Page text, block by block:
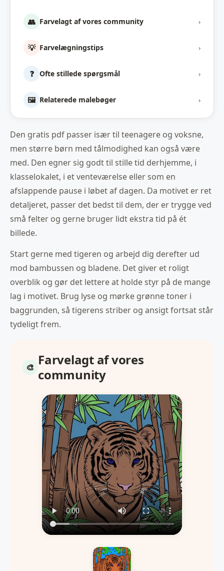
👥 Farvelagt af vores community ›
💡 Farvelægningstips ›
❓ Ofte stillede spørgsmål ›
🖼️ Relaterede malebøger ›
Den gratis pdf passer især til teenagere og voksne,
men større børn med tålmodighed kan også være
med. Den egner sig godt til stille tid derhjemme, i
klasselokalet, i et venteværelse eller som en
afslappende pause i løbet af dagen. Da motivet er ret
detaljeret, passer det bedst til dem, der er trygge ved
små felter og gerne bruger lidt ekstra tid på ét
billede.
Start gerne med tigeren og arbejd dig derefter ud
mod bambussen og bladene. Det giver et roligt
overblik og gør det lettere at holde styr på de mange
lag i motivet. Brug lyse og mørke grønne toner i
baggrunden, så tigerens striber og ansigt fortsat står
tydeligt frem.
Farvelagt af vores
community